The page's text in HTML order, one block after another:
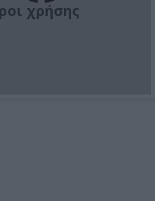
χρήσης